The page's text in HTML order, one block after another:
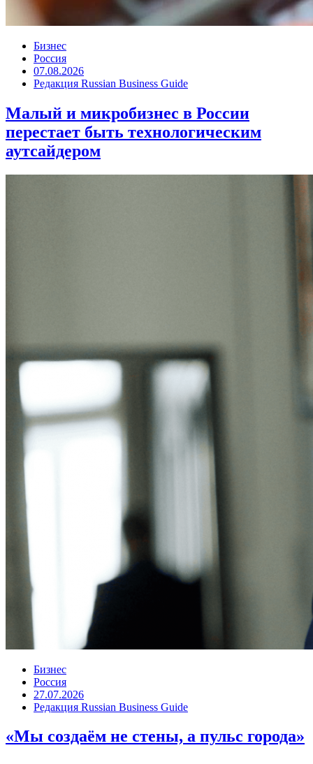
Бизнес
Россия
07.08.2026
Редакция Russian Business Guide
Малый и микробизнес в России
перестает быть технологическим
аутсайдером
Бизнес
Россия
27.07.2026
Редакция Russian Business Guide
«Мы создаём не стены, а пульс города»